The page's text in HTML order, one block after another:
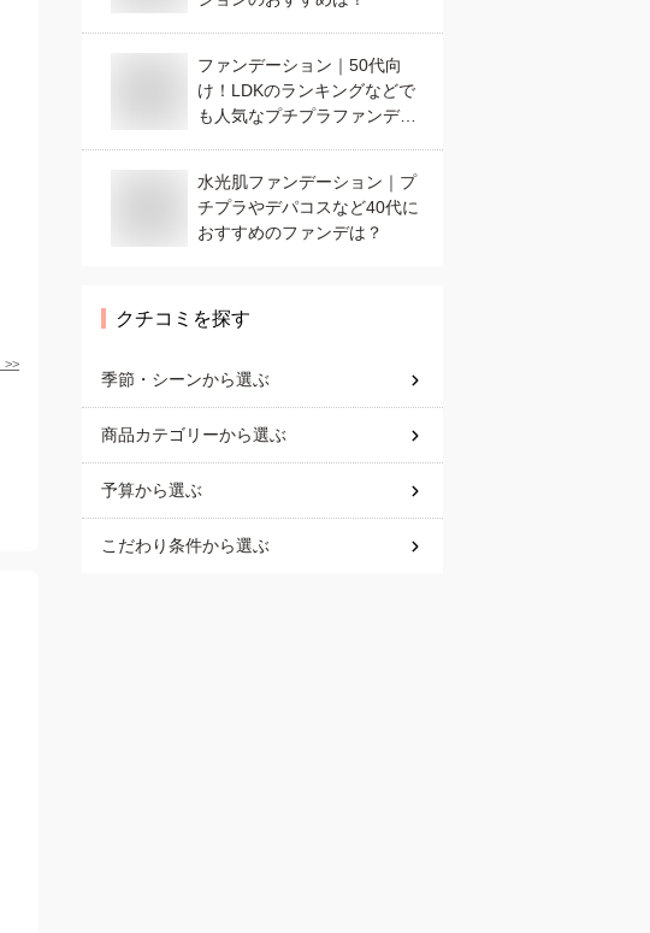
>>
ファンデーション｜50代向
け！LDKのランキングなどで
も人気なプチプラファンデの
水光肌ファンデーション｜プ
チプラやデパコスなど40代に
おすすめのファンデは？
クチコミを探す
季節・シーンから選ぶ
商品カテゴリーから選ぶ
予算から選ぶ
こだわり条件から選ぶ